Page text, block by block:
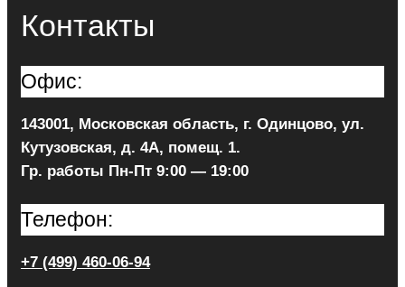
Контакты
Офис:
143001, Московская область, г. Одинцово, ул.
Кутузовская, д. 4А, помещ. 1.
Гр. работы Пн-Пт 9:00 — 19:00
Телефон:
+7 (499) 460-06-94